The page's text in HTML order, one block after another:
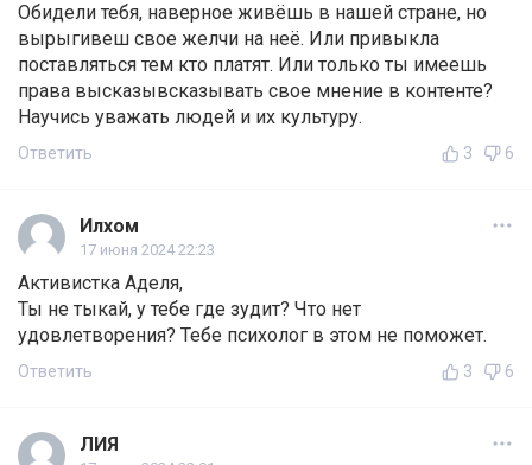
Обидели тебя, наверное живёшь в нашей стране, но
вырыгивеш свое желчи на неё. Или привыкла
поставляться тем кто платят. Или только ты имеешь
права высказывсказывать свое мнение в контенте?
Научись уважать людей и их культуру.
Ответить 3 6
Илхом
17 июня 2024 22:23
Активистка Аделя,
Ты не тыкай, у тебе где зудит? Что нет
удовлетворения? Тебе психолог в этом не поможет.
Ответить 3 6
ЛИЯ